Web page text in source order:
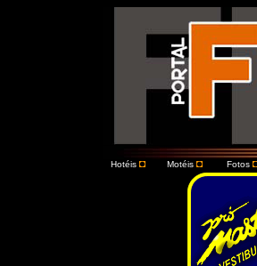
Hotéis Motéis Fotos